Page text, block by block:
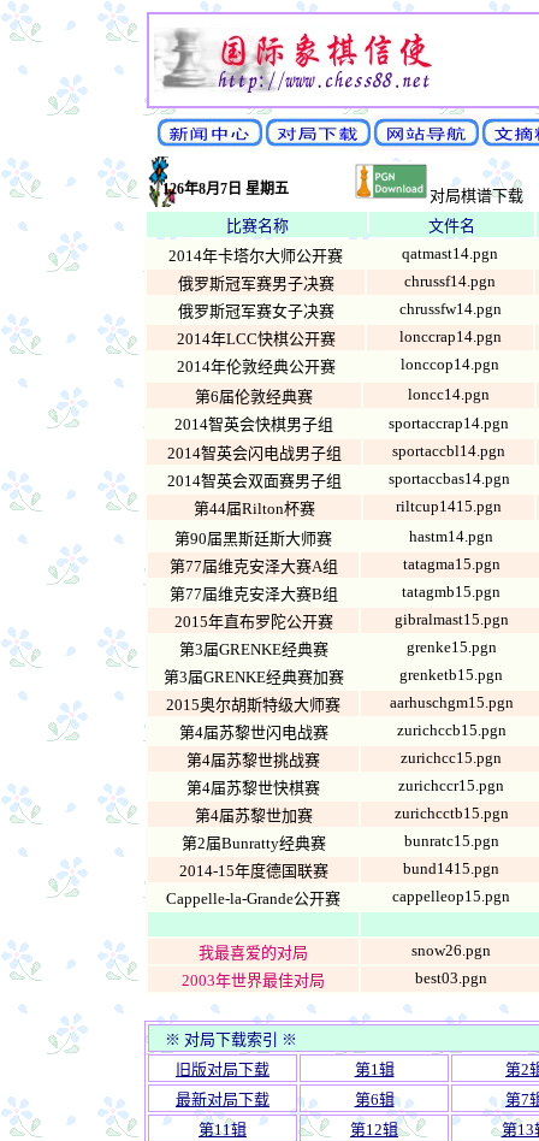
126年8月7日 星期五
对局棋谱下载
比赛名称
文件名
2014年卡塔尔大师公开赛
qatmast14.pgn
俄罗斯冠军赛男子决赛
chrussf14.pgn
俄罗斯冠军赛女子决赛
chrussfw14.pgn
2014年LCC快棋公开赛
lonccrap14.pgn
2014年伦敦经典公开赛
lonccop14.pgn
第6届伦敦经典赛
loncc14.pgn
2014智英会快棋男子组
sportaccrap14.pgn
2014智英会闪电战男子组
sportaccbl14.pgn
2014智英会双面赛男子组
sportaccbas14.pgn
第44届Rilton杯赛
riltcup1415.pgn
第90届黑斯廷斯大师赛
hastm14.pgn
第77届维克安泽大赛A组
tatagma15.pgn
第77届维克安泽大赛B组
tatagmb15.pgn
2015年直布罗陀公开赛
gibralmast15.pgn
第3届GRENKE经典赛
grenke15.pgn
第3届GRENKE经典赛加赛
grenketb15.pgn
2015奥尔胡斯特级大师赛
aarhuschgm15.pgn
第4届苏黎世闪电战赛
zurichccb15.pgn
第4届苏黎世挑战赛
zurichcc15.pgn
第4届苏黎世快棋赛
zurichccr15.pgn
第4届苏黎世加赛
zurichcctb15.pgn
第2届Bunratty经典赛
bunratc15.pgn
2014-15年度德国联赛
bund1415.pgn
Cappelle-la-Grande公开赛
cappelleop15.pgn
我最喜爱的对局
snow26.pgn
2003年世界最佳对局
best03.pgn
※ 对局下载索引 ※
旧版对局下载
第1辑
第2
最新对局下载
第6辑
第7
第11辑
第12辑
第13